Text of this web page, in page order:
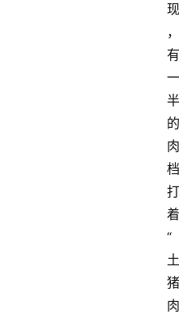
现
，
有
一
半
的
肉
档
打
着
“
土
猪
肉